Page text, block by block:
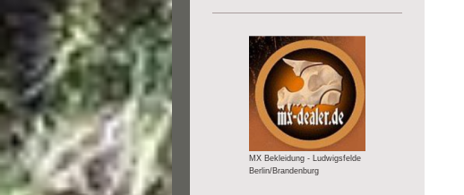
MX Bekleidung - Ludwigsfelde
Berlin/Brandenburg